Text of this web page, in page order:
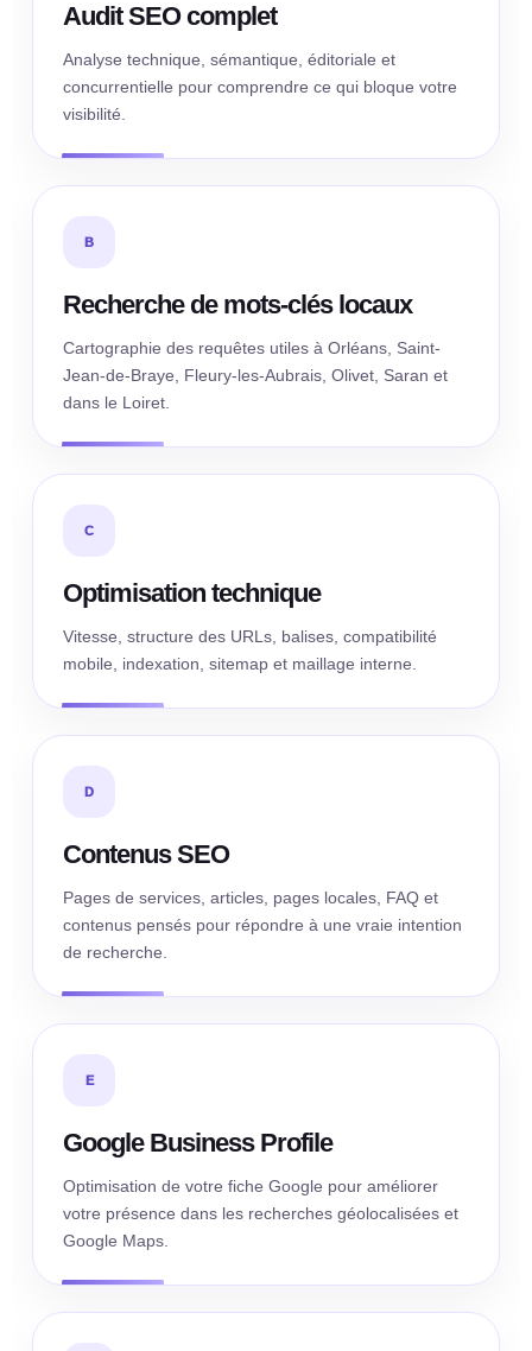
Audit SEO complet
Analyse technique, sémantique, éditoriale et
concurrentielle pour comprendre ce qui bloque votre
visibilité.
B
Recherche de mots-clés locaux
Cartographie des requêtes utiles à Orléans, Saint-
Jean-de-Braye, Fleury-les-Aubrais, Olivet, Saran et
dans le Loiret.
C
Optimisation technique
Vitesse, structure des URLs, balises, compatibilité
mobile, indexation, sitemap et maillage interne.
D
Contenus SEO
Pages de services, articles, pages locales, FAQ et
contenus pensés pour répondre à une vraie intention
de recherche.
E
Google Business Profile
Optimisation de votre fiche Google pour améliorer
votre présence dans les recherches géolocalisées et
Google Maps.